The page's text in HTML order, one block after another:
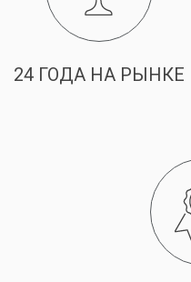
24 ГОДА НА РЫНКЕ